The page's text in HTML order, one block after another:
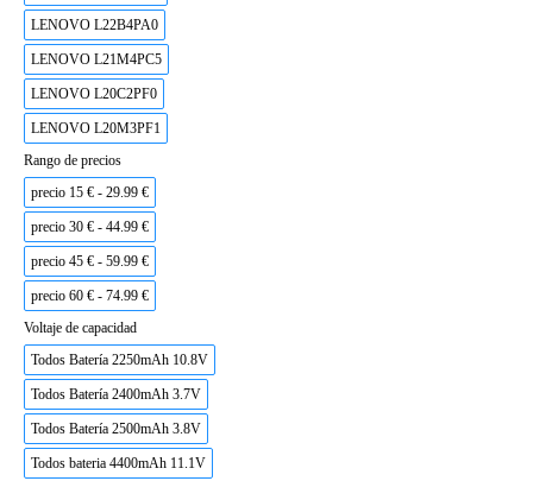
LENOVO L22B4PA0
LENOVO L21M4PC5
LENOVO L20C2PF0
LENOVO L20M3PF1
Rango de precios
precio 15 € - 29.99 €
precio 30 € - 44.99 €
precio 45 € - 59.99 €
precio 60 € - 74.99 €
Voltaje de capacidad
Todos Batería 2250mAh 10.8V
Todos Batería 2400mAh 3.7V
Todos Batería 2500mAh 3.8V
Todos bateria 4400mAh 11.1V